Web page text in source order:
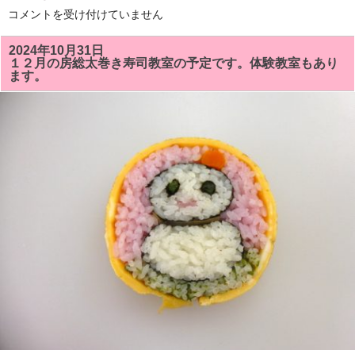
さ
て
い
る
「梅
の
花」
「TOPPAN
式
会
社」
の
運
営
コメントを受け付けていません
2024年10月31日
１２月の房総太巻き寿司教室の予定です。体験教室もあり
ます。